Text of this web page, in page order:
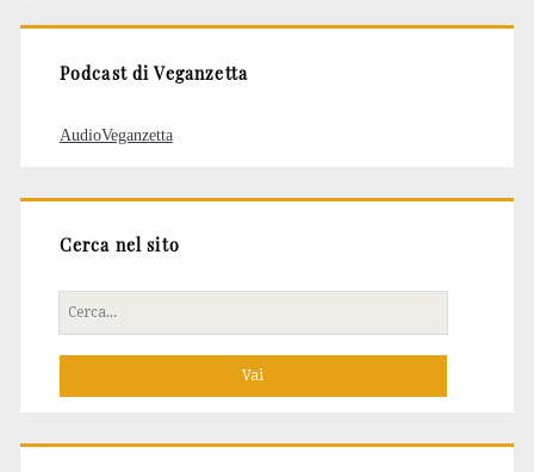
Podcast di Veganzetta
AudioVeganzetta
Cerca nel sito
Cerca
per: